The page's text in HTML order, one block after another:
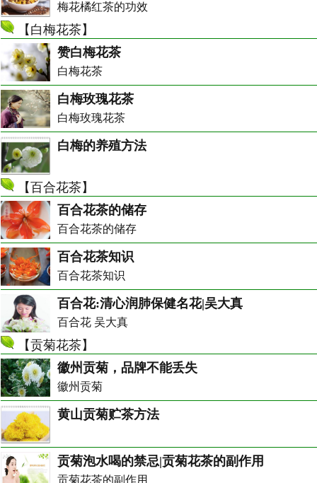
梅花橘红茶的功效
【 白梅花茶】
赞白梅花茶
白梅花茶
白梅玫瑰花茶
白梅玫瑰花茶
白梅的养殖方法
【百合花茶】
百合花茶的储存
百合花茶的储存
百合花茶知识
百合花茶知识
百合花:清心润肺保健名花|吴大真
百合花 吴大真
【贡菊花茶】
徽州贡菊，品牌不能丢失
徽州贡菊
黄山贡菊贮茶方法
贡菊泡水喝的禁忌|贡菊花茶的副作用
贡菊花茶的副作用